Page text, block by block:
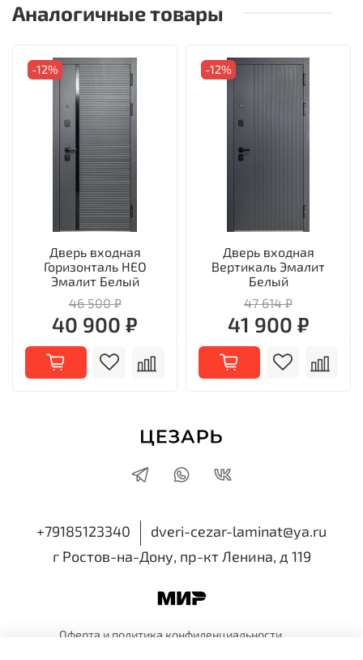
Аналогичные товары
-12%
Дверь входная
Горизонталь НЕО
Эмалит Белый
46 500 ₽
40 900 ₽
-12%
Дверь входная
Вертикаль Эмалит
Белый
47 614 ₽
41 900 ₽
+79185123340
dveri-cezar-laminat@ya.ru
г Ростов-на-Дону, пр-кт Ленина, д 119
Оферта и политика конфиденциальности